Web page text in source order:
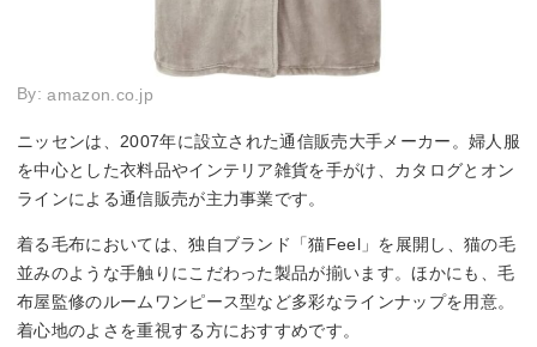
By:amazon.co.jp
ニッセンは、2007年に設立された通信販売大手メーカー。婦人服
を中心とした衣料品やインテリア雑貨を手がけ、カタログとオン
ラインによる通信販売が主力事業です。
着る毛布においては、独自ブランド「猫Feel」を展開し、猫の毛
並みのような手触りにこだわった製品が揃います。ほかにも、毛
布屋監修のルームワンピース型など多彩なラインナップを用意。
着心地のよさを重視する方におすすめです。